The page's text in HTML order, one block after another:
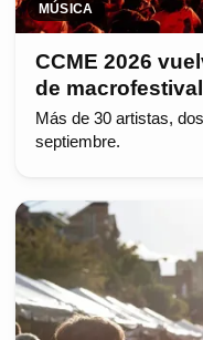
MÚSICA
CCME 2026
de
Más de 30 artistas,
septiembre.